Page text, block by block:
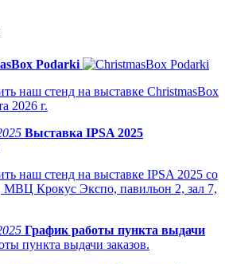
Podarki
наш стенд на выставке ChristmasBox
2026 г.
Выставка IPSA 2025
наш стенд на выставке IPSA 2025 со
МВЦ Крокус Экспо, павильон 2, зал 7,
График работы пункта выдачи